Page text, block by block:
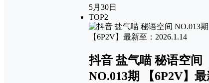
5月30日
TOP2
抖音 盐气喵 秘语空间
NO.013期 【6P2V】